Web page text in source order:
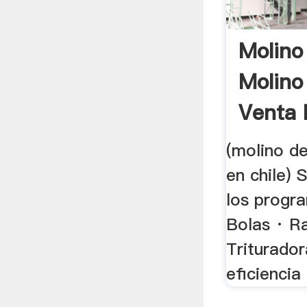
Venta
(molino
en chile)
los
Bolas ·
eficiencia